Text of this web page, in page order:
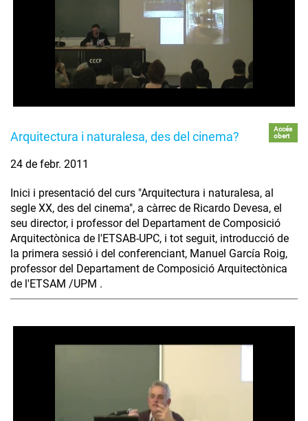
Arquitectura i naturalesa, des del cinema?
Accés
obert
24 de febr. 2011
Inici i presentació del curs "Arquitectura i naturalesa, al
segle XX, des del cinema", a càrrec de Ricardo Devesa, el
seu director, i professor del Departament de Composició
Arquitectònica de l'ETSAB-UPC, i tot seguit, introducció de
la primera sessió i del conferenciant, Manuel García Roig,
professor del Departament de Composició Arquitectònica
de l'ETSAM /UPM .